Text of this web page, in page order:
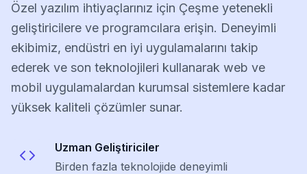
Özel yazılım ihtiyaçlarınız için Çeşme yetenekli
geliştiricilere ve programcılara erişin. Deneyimli
ekibimiz, endüstri en iyi uygulamalarını takip
ederek ve son teknolojileri kullanarak web ve
mobil uygulamalardan kurumsal sistemlere kadar
yüksek kaliteli çözümler sunar.
Uzman Geliştiriciler
Birden fazla teknolojide deneyimli